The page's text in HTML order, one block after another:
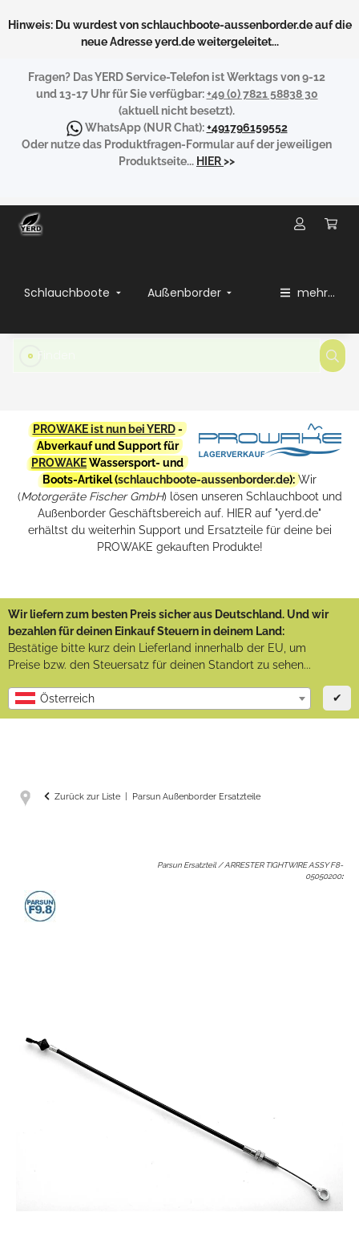
Hinweis: Du wurdest von schlauchboote-aussenborder.de auf die
neue Adresse yerd.de weitergeleitet...
Fragen? Das YERD Service-Telefon ist Werktags von 9-12
und 13-17 Uhr für Sie verfügbar:+49 (0) 7821 58838 30
(aktuell nicht besetzt).
WhatsApp(NUR Chat):+491796159552
Oder nutze das Produktfragen-Formular auf der jeweiligen
Produktseite... HIER>>
Schlauchboote Außenborder mehr...
PROWAKE ist nun bei YERD-
Abverkauf und Support für
PROWAKEWassersport- und
Boots-Artikel (schlauchboote-aussenborder.de): Wir
(Motorgeräte Fischer GmbH) lösen unseren Schlauchboot und
Außenborder Geschäftsbereich auf. HIER auf "yerd.de"
erhältst du weiterhin Support und Ersatzteile für deine bei
PROWAKE gekauften Produkte!
Wir liefern zum besten Preis sicher aus Deutschland. Und wir
bezahlen für deinen Einkauf Steuern in deinem Land:
Bestätige bitte kurz dein Lieferland innerhalb der EU, um
Preise bzw. den Steuersatz für deinen Standort zu sehen...
Österreich ✔
Zurück zur Liste Parsun Außenborder Ersatzteile
Parsun Ersatzteil / ARRESTER TIGHTWIRE ASSY F8-
05050200: